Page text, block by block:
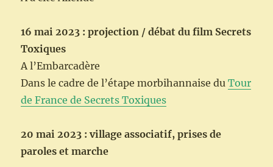
16 mai 2023 : projection / débat du film Secrets
Toxiques
A l’Embarcadère
Dans le cadre de l’étape morbihannaise duTour
de France de Secrets Toxiques
20 mai 2023 : village associatif, prises de
paroles et marche